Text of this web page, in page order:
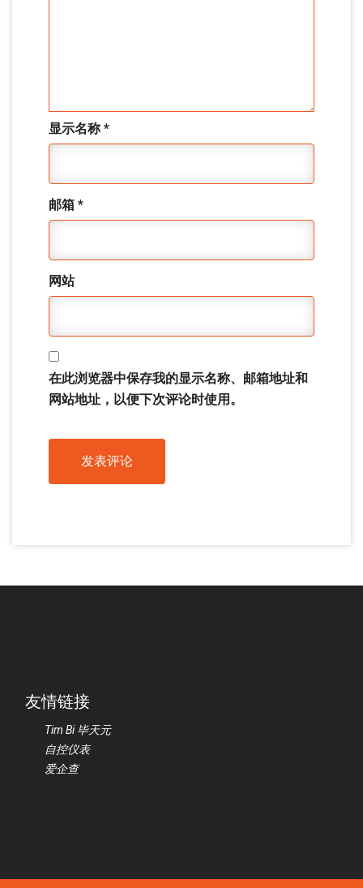
显示名称*
邮箱 *
网站
在此浏览器中保存我的显示名称、邮箱地址和
网站地址，以便下次评论时使用。
友情链接
Tim Bi 毕天元
自控仪表
爱企查